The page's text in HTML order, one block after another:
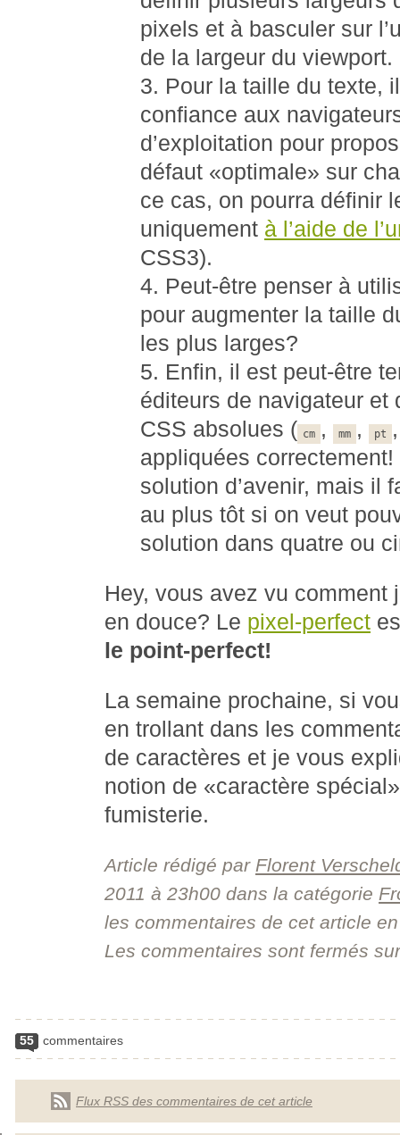
pixels et à basculer sur
de la largeur du viewport.
Pour la taille du texte,
confiance aux
d’exploitation pour
défaut «optimale» sur
ce cas, on pourra définir
uniquement à l’aide de
CSS3).
Peut-être penser à
pour augmenter la taille
les plus larges?
Enfin, il est peut-être
éditeurs de navigateur et
CSS absolues ( cm , mm , pt
appliquées correctement!
solution d’avenir, mais il
au plus tôt si on veut
solution dans quatre ou
Hey, vous avez vu comment
en douce? Le pixel-perfect
le point-perfect!
La semaine prochaine, si
en trollant dans les
de caractères et je vous
notion de «caractère
fumisterie.
Article rédigé par Florent
2011 à 23h00 dans la catégorie
les commentaires de cet article
Les commentaires sont fermés
55 commentaires
Flux RSS des commentaires de cet article